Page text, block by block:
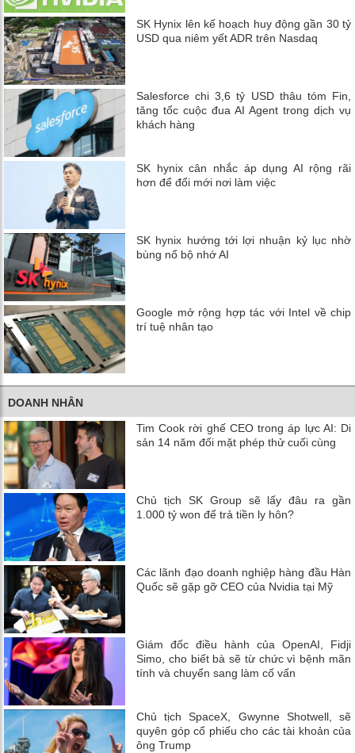
SK Hynix lên kế hoạch huy động gần 30 tỷ
USD qua niêm yết ADR trên Nasdaq
Salesforce chi 3,6 tỷ USD thâu tóm Fin,
tăng tốc cuộc đua AI Agent trong dịch vụ
khách hàng
SK hynix cân nhắc áp dụng AI rộng rãi
hơn để đổi mới nơi làm việc
SK hynix hướng tới lợi nhuận kỷ lục nhờ
bùng nổ bộ nhớ AI
Google mở rộng hợp tác với Intel về chip
trí tuệ nhân tạo
DOANH NHÂN
Tim Cook rời ghế CEO trong áp lực AI: Di
sản 14 năm đối mặt phép thử cuối cùng
Chủ tịch SK Group sẽ lấy đâu ra gần
1.000 tỷ won để trả tiền ly hôn?
Các lãnh đạo doanh nghiệp hàng đầu Hàn
Quốc sẽ gặp gỡ CEO của Nvidia tại Mỹ
Giám đốc điều hành của OpenAI, Fidji
Simo, cho biết bà sẽ từ chức vì bệnh mãn
tính và chuyển sang làm cố vấn
Chủ tịch SpaceX, Gwynne Shotwell, sẽ
quyên góp cổ phiếu cho các tài khoản của
ông Trump